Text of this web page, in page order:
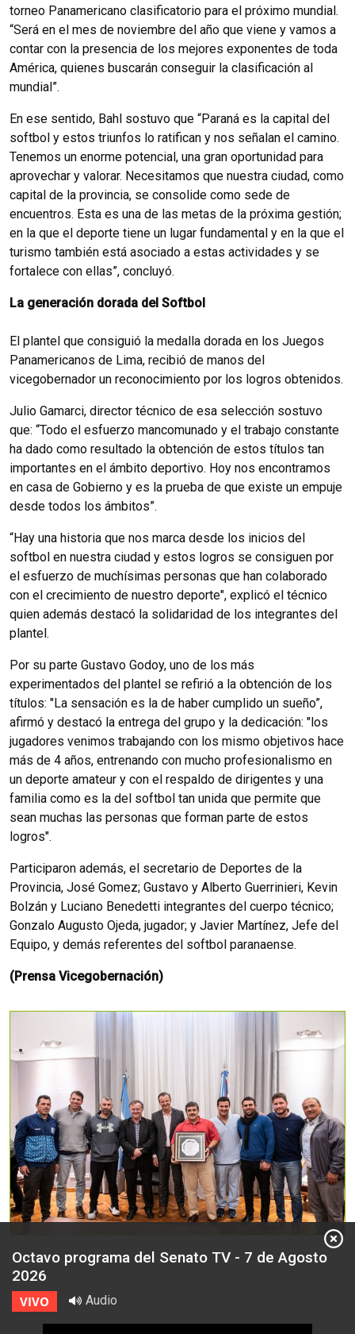
torneo Panamericano clasificatorio para el próximo mundial.
“Será en el mes de noviembre del año que viene y vamos a
contar con la presencia de los mejores exponentes de toda
América, quienes buscarán conseguir la clasificación al
mundial”.
En ese sentido, Bahl sostuvo que “Paraná es la capital del
softbol y estos triunfos lo ratifican y nos señalan el camino.
Tenemos un enorme potencial, una gran oportunidad para
aprovechar y valorar. Necesitamos que nuestra ciudad, como
capital de la provincia, se consolide como sede de
encuentros. Esta es una de las metas de la próxima gestión;
en la que el deporte tiene un lugar fundamental y en la que el
turismo también está asociado a estas actividades y se
fortalece con ellas”, concluyó.
La generación dorada del Softbol
El plantel que consiguió la medalla dorada en los Juegos
Panamericanos de Lima, recibió de manos del
vicegobernador un reconocimiento por los logros obtenidos.
Julio Gamarci, director técnico de esa selección sostuvo
que: “Todo el esfuerzo mancomunado y el trabajo constante
ha dado como resultado la obtención de estos títulos tan
importantes en el ámbito deportivo. Hoy nos encontramos
en casa de Gobierno y es la prueba de que existe un empuje
desde todos los ámbitos”.
“Hay una historia que nos marca desde los inicios del
softbol en nuestra ciudad y estos logros se consiguen por
el esfuerzo de muchísimas personas que han colaborado
con el crecimiento de nuestro deporte", explicó el técnico
quien además destacó la solidaridad de los integrantes del
plantel.
Por su parte Gustavo Godoy, uno de los más
experimentados del plantel se refirió a la obtención de los
títulos: "La sensación es la de haber cumplido un sueño”,
afirmó y destacó la entrega del grupo y la dedicación: "los
jugadores venimos trabajando con los mismo objetivos hace
más de 4 años, entrenando con mucho profesionalismo en
un deporte amateur y con el respaldo de dirigentes y una
familia como es la del softbol tan unida que permite que
sean muchas las personas que forman parte de estos
logros".
Participaron además, el secretario de Deportes de la
Provincia, José Gomez; Gustavo y Alberto Guerrinieri, Kevin
Bolzán y Luciano Benedetti integrantes del cuerpo técnico;
Gonzalo Augusto Ojeda, jugador; y Javier Martínez, Jefe del
Equipo, y demás referentes del softbol paranaense.
(Prensa Vicegobernación)
Octavo programa del Senato TV - 7 de Agosto
2026
VIVO Audio